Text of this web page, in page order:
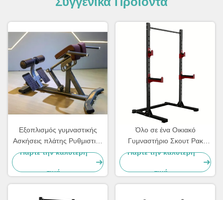
Εξοπλισμός γυμναστικής
Ασκήσεις πλάτης Ρυθμιστική
επέκταση πλάτης Ρωμαϊκή
Πάρτε την καλύτερη
τιμή
Όλο σε ένα Οικιακό
Γυμναστήριο Σκουτ Ρακ
Εμπορικό Εξοπλισμός
Αθλητισμού Μηχανές Πλάκα
Πάρτε την καλύτερη
τιμή